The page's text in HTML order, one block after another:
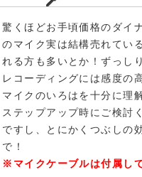
驚くほどお手頃価格のダイ
のマイク実は結構売れてい
れる方も多いとか！ずっし
レコーディングには感度の
マイクのいろはを十分に理
ステップアップ時にご検討
ですし、とにかくつぶしの
で！
※マイクケーブルは付属し